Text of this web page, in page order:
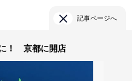
記事ページへ
！ 京都に開店